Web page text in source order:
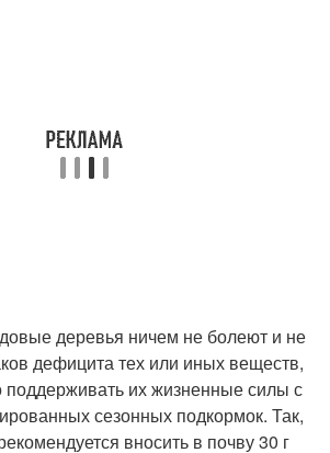
деревья ничем не болеют и не
дефицита тех или иных веществ,
поддерживать их жизненные силы с
сезонных подкормок. Так,
вносить в почву 30 г